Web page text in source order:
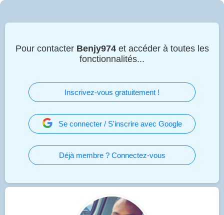
Pour contacter Benjy974et accéder à toutes les
fonctionnalités...
Inscrivez-vous gratuitement !
Se connecter / S'inscrire avec Google
Déjà membre ? Connectez-vous